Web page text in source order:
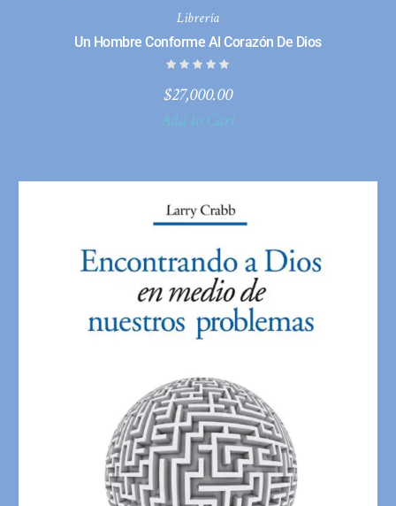
Librería
Un Hombre Conforme Al Corazón De Dios
$27,000.00
Add to Cart